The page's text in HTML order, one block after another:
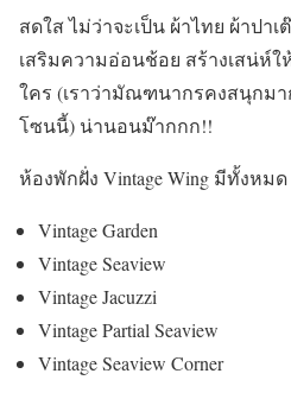
สดใส ไม่ว่าจะเป็น ผ้าไทย ผ้าปา
เสริมความอ่อนช้อย สร้างเสน่ห์
ใคร (เราว่ามัณฑนากรคงสนุกม
โซนนี้) น่านอนม๊ากกก!!
ห้องพักฝั่ง Vintage Wing มีทั้งหม
Vintage Garden
Vintage Seaview
Vintage Jacuzzi
Vintage Partial Seaview
Vintage Seaview Corner